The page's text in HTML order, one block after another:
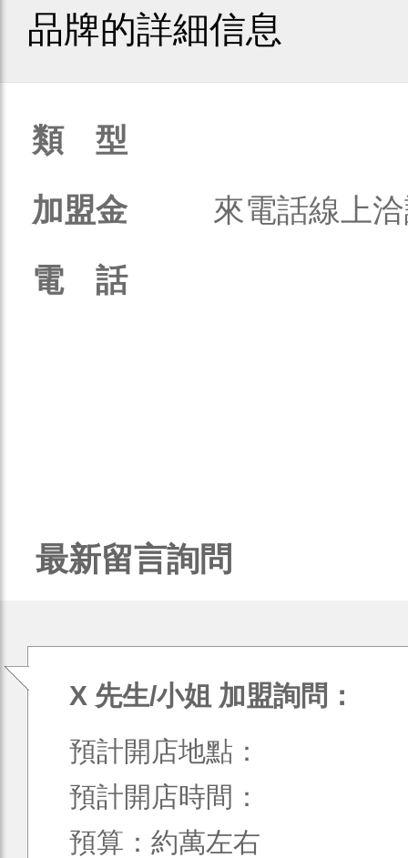
品牌的詳細信息
類 型
加盟金
來電話線上
電 話
最新留言詢問
X 先生/小姐 加盟詢問：
預計開店地點：
預計開店時間：
預算：約萬左右